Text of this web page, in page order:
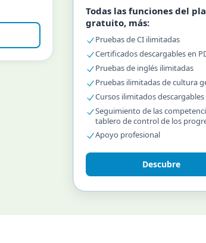
Todas las funciones del
gratuito, más:
Pruebas de CI ilimitadas
Certificados descargables en
Pruebas de inglés ilimitadas
Pruebas ilimitadas de cultura
Cursos ilimitados descargables
Seguimiento de las
tablero de control de los
Apoyo profesional
Descubre